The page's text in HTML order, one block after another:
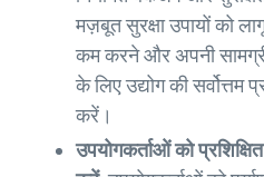
मज़बूत सुरक्षा उपायों को
कम करने और अपनी
के लिए उद्योग की
करें।
उपयोगकर्ताओं को